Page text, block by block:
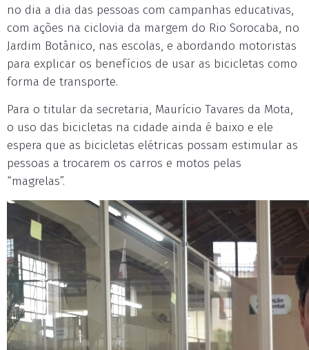
no dia a dia das pessoas com campanhas educativas,
com ações na ciclovia da margem do Rio Sorocaba, no
Jardim Botânico, nas escolas, e abordando motoristas
para explicar os benefícios de usar as bicicletas como
forma de transporte.
Para o titular da secretaria, Maurício Tavares da Mota,
o uso das bicicletas na cidade ainda é baixo e ele
espera que as bicicletas elétricas possam estimular as
pessoas a trocarem os carros e motos pelas
“magrelas”.